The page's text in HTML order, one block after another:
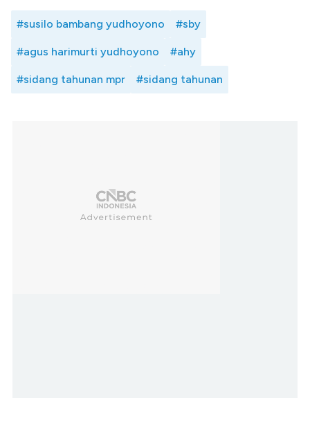
#susilo bambang yudhoyono #sby
#agus harimurti yudhoyono #ahy
#sidang tahunan mpr #sidang tahunan